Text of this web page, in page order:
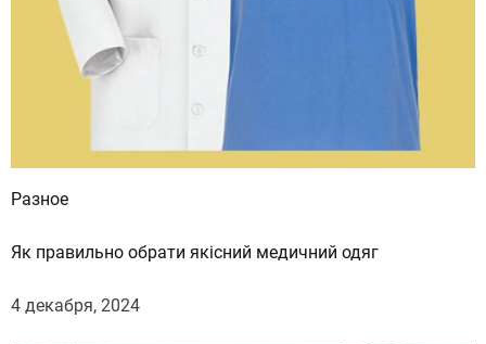
Разное
Як правильно обрати якісний медичний одяг
4 декабря, 2024